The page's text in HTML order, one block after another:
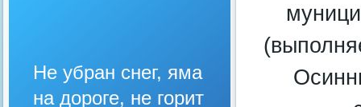
Не убран снег, яма
на дороге, не горит